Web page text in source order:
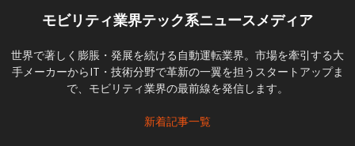
モビリティ業界テック系ニュースメディア
世界で著しく膨脹・発展を続ける自動運転業界。市場を牽引する大
手メーカーからIT・技術分野で革新の一翼を担うスタートアップま
で、モビリティ業界の最前線を発信します。
新着記事一覧